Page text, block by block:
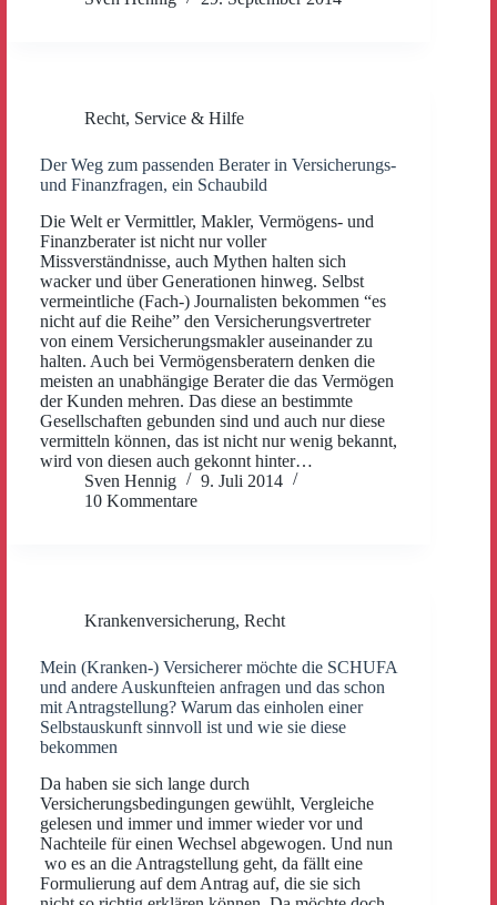
Recht, Service & Hilfe
Der Weg zum passenden Berater in Versicherungs-
und Finanzfragen, ein Schaubild
Die Welt er Vermittler, Makler, Vermögens- und
Finanzberater ist nicht nur voller
Missverständnisse, auch Mythen halten sich
wacker und über Generationen hinweg. Selbst
vermeintliche (Fach-) Journalisten bekommen “es
nicht auf die Reihe” den Versicherungsvertreter
von einem Versicherungsmakler auseinander zu
halten. Auch bei Vermögensberatern denken die
meisten an unabhängige Berater die das Vermögen
der Kunden mehren. Das diese an bestimmte
Gesellschaften gebunden sind und auch nur diese
vermitteln können, das ist nicht nur wenig bekannt,
wird von diesen auch gekonnt hinter…
Sven Hennig
9. Juli 2014
10 Kommentare
Krankenversicherung, Recht
Mein (Kranken-) Versicherer möchte die SCHUFA
und andere Auskunfteien anfragen und das schon
mit Antragstellung? Warum das einholen einer
Selbstauskunft sinnvoll ist und wie sie diese
bekommen
Da haben sie sich lange durch
Versicherungsbedingungen gewühlt, Vergleiche
gelesen und immer und immer wieder vor und
Nachteile für einen Wechsel abgewogen. Und nun
wo es an die Antragstellung geht, da fällt eine
Formulierung auf dem Antrag auf, die sie sich